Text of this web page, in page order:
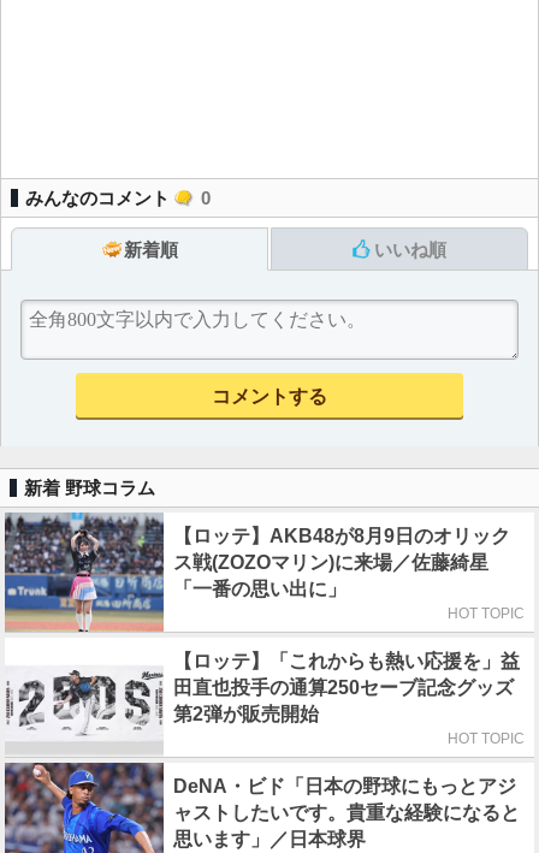
みんなのコメント 0
新着順 いいね順
新着 野球コラム
【ロッテ】AKB48が8月9日のオリック
ス戦(ZOZOマリン)に来場／佐藤綺星
「一番の思い出に」
HOT TOPIC
【ロッテ】「これからも熱い応援を」益
田直也投手の通算250セーブ記念グッズ
第2弾が販売開始
HOT TOPIC
DeNA・ビド「日本の野球にもっとアジ
ャストしたいです。貴重な経験になると
思います」／日本球界